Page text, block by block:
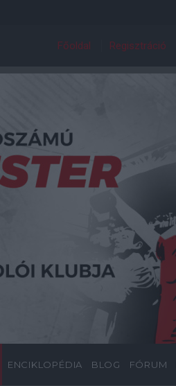
Főoldal Regisztráció
ENCIKLOPÉDIA BLOG FÓRUM